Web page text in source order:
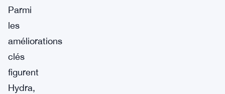
Parmi
les
améliorations
clés
figurent
Hydra,